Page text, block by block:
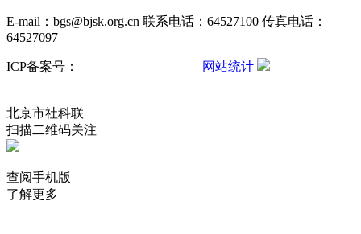
E-mail：bgs@bjsk.org.cn 联系电话：64527100 传真电话：
64527097
ICP备案号： 网站统计
北京市社科联
扫描二维码关注
查阅手机版
了解更多